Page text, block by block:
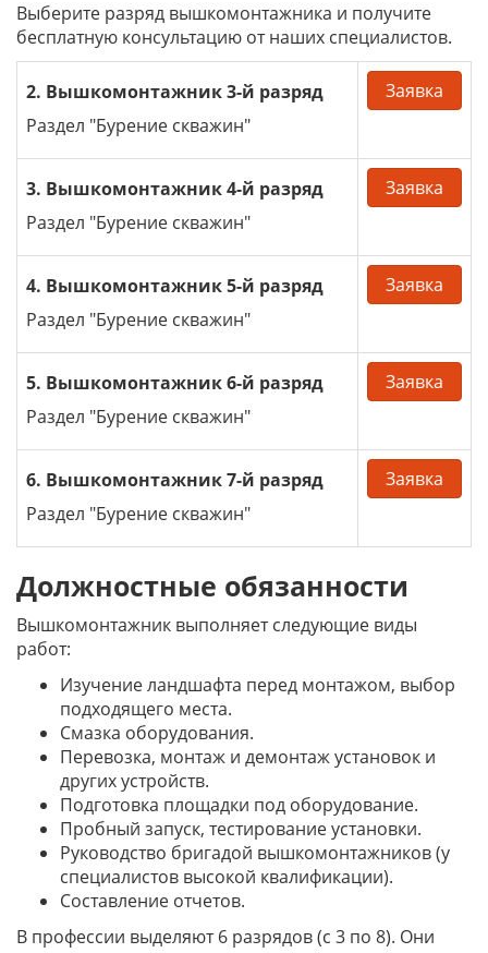
Выберите разряд вышкомонтажника и получите
бесплатную консультацию от наших специалистов.
2. Вышкомонтажник 3-й разряд
Раздел "Бурение скважин"
Заявка
3. Вышкомонтажник 4-й разряд
Раздел "Бурение скважин"
Заявка
4. Вышкомонтажник 5-й разряд
Раздел "Бурение скважин"
Заявка
5. Вышкомонтажник 6-й разряд
Раздел "Бурение скважин"
Заявка
6. Вышкомонтажник 7-й разряд
Раздел "Бурение скважин"
Заявка
Должностные обязанности
Вышкомонтажник выполняет следующие виды
работ:
Изучение ландшафта перед монтажом, выбор
подходящего места.
Смазка оборудования.
Перевозка, монтаж и демонтаж установок и
других устройств.
Подготовка площадки под оборудование.
Пробный запуск, тестирование установки.
Руководство бригадой вышкомонтажников (у
специалистов высокой квалификации).
Составление отчетов.
В профессии выделяют 6 разрядов (с 3 по 8). Они